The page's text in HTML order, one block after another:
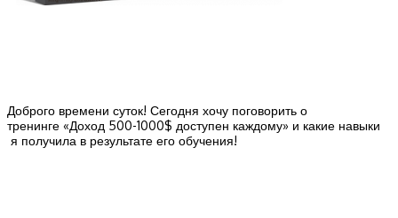
Доброго времени суток! Сегодня хочу поговорить о
тренинге «Доход 500-1000$ доступен каждому» и какие навыки
я получила в результате его обучения!